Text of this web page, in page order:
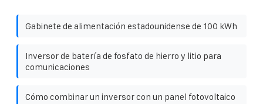
Gabinete de alimentación estadounidense de 100 kWh
Inversor de batería de fosfato de hierro y litio para
comunicaciones
Cómo combinar un inversor con un panel fotovoltaico